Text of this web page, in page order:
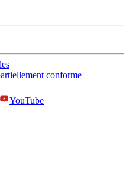
conforme
YouTube